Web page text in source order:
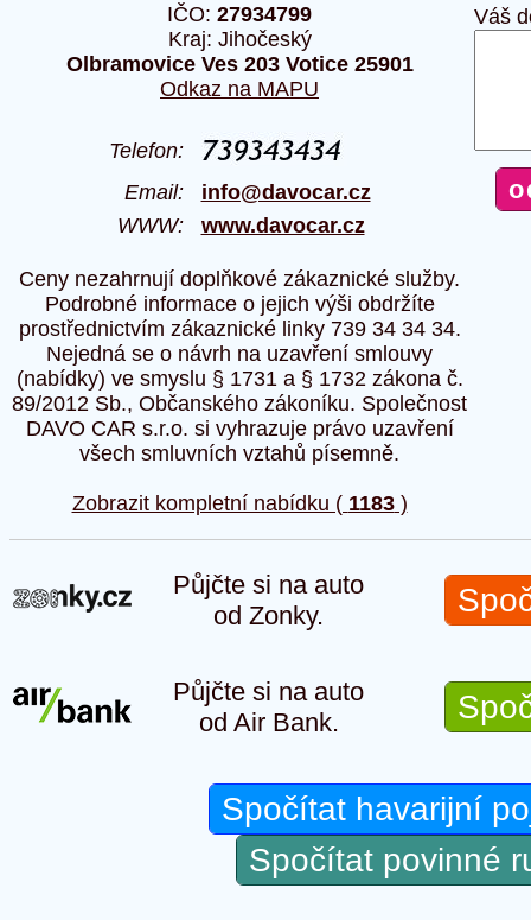
IČO: 27934799
Kraj: Jihočeský
Olbramovice Ves 203 Votice 25901
Odkaz na MAPU
Telefon:
Email: info@davocar.cz
WWW: www.davocar.cz
Ceny nezahrnují doplňkové zákaznické služby.
Podrobné informace o jejich výši obdržíte
prostřednictvím zákaznické linky 739 34 34 34.
Nejedná se o návrh na uzavření smlouvy
(nabídky) ve smyslu § 1731 a § 1732 zákona č.
89/2012 Sb., Občanského zákoníku. Společnost
DAVO CAR s.r.o. si vyhrazuje právo uzavření
všech smluvních vztahů písemně.
Zobrazit kompletní nabídku ( 1183)
Váš
Půjčte si na auto
od Zonky.
Půjčte si na auto
od Air Bank.
Spočítat havarijní
Spočítat povinné